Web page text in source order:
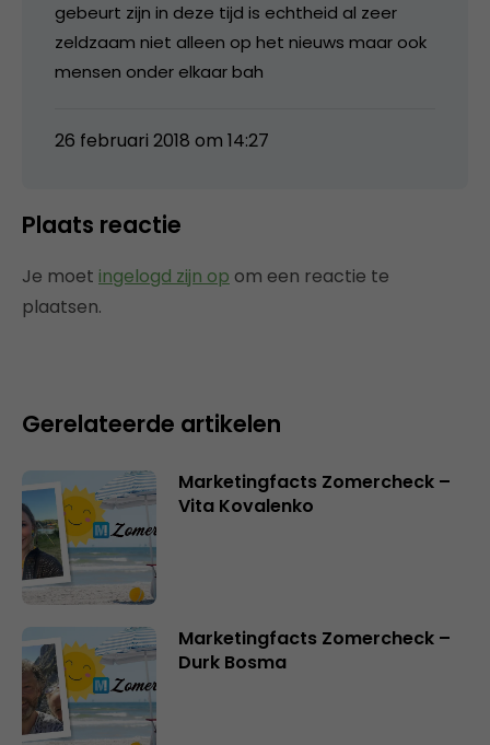
gebeurt zijn in deze tijd is echtheid al zeer
zeldzaam niet alleen op het nieuws maar ook
mensen onder elkaar bah
26 februari 2018 om 14:27
Plaats reactie
Je moet ingelogd zijn op om een reactie te
plaatsen.
Gerelateerde artikelen
Marketingfacts Zomercheck –
Vita Kovalenko
Marketingfacts Zomercheck –
Durk Bosma